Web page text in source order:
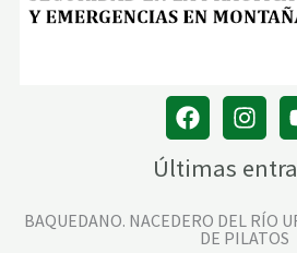
Últimas
BAQUEDANO. NACEDERO DEL RÍO
DE PILATOS